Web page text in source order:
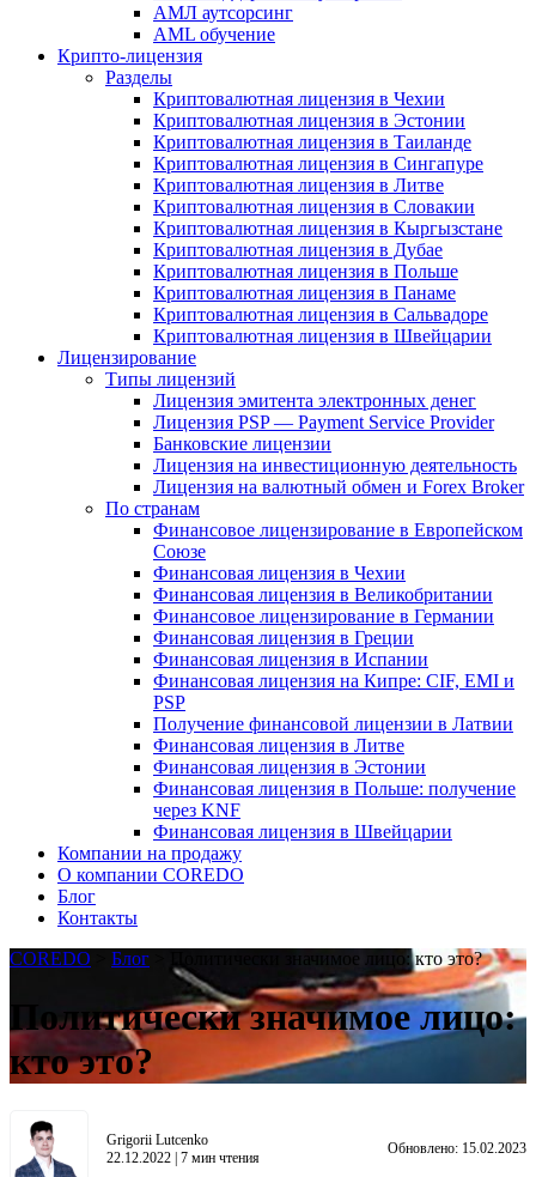
АМЛ аутсорсинг
AML обучение
Крипто-лицензия
Разделы
Криптовалютная лицензия в Чехии
Криптовалютная лицензия в Эстонии
Криптовалютная лицензия в Таиланде
Криптовалютная лицензия в Сингапуре
Криптовалютная лицензия в Литве
Криптовалютная лицензия в Словакии
Криптовалютная лицензия в Кыргызстане
Криптовалютная лицензия в Дубае
Криптовалютная лицензия в Польше
Криптовалютная лицензия в Панаме
Криптовалютная лицензия в Сальвадоре
Криптовалютная лицензия в Швейцарии
Лицензирование
Типы лицензий
Лицензия эмитента электронных денег
Лицензия PSP — Payment Service Provider
Банковские лицензии
Лицензия на инвестиционную деятельность
Лицензия на валютный обмен и Forex Broker
По странам
Финансовое лицензирование в Европейском
Союзе
Финансовая лицензия в Чехии
Финансовая лицензия в Великобритании
Финансовое лицензирование в Германии
Финансовая лицензия в Греции
Финансовая лицензия в Испании
Финансовая лицензия на Кипре: CIF, EMI и
PSP
Получение финансовой лицензии в Латвии
Финансовая лицензия в Литве
Финансовая лицензия в Эстонии
Финансовая лицензия в Польше: получение
через KNF
Финансовая лицензия в Швейцарии
Компании на продажу
О компании COREDO
Блог
Контакты
COREDO
Блог Политически значимое лицо: кто это?
Политически значимое лицо:
кто это?
Grigorii Lutcenko
22.12.2022 | 7 мин чтения
Обновлено: 15.02.2023